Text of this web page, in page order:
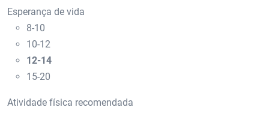
Esperança de vida
8-10
10-12
12-14
15-20
Atividade física recomendada